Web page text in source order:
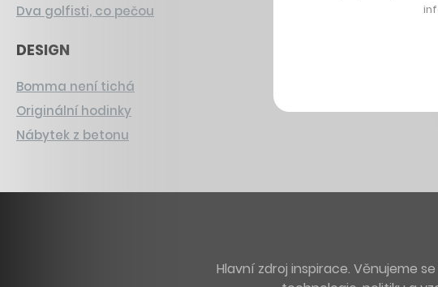
Dva golfisti, co pečou
DESIGN
Bomma není tichá
Originální hodinky
Nábytek z betonu
Hlavní zdroj inspirace. Věnujeme